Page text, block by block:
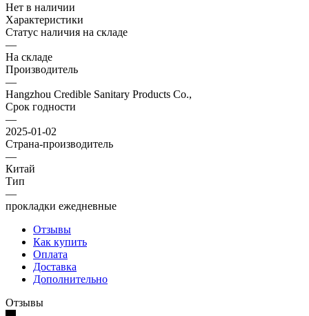
Нет в наличии
Характеристики
Статус наличия на складе
—
На складе
Производитель
—
Hangzhou Credible Sanitary Products Co.,
Срок годности
—
2025-01-02
Страна-производитель
—
Китай
Тип
—
прокладки ежедневные
Отзывы
Как купить
Оплата
Доставка
Дополнительно
Отзывы